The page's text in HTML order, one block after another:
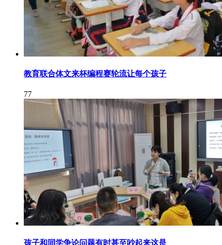
教育联合体文来杯编程赛轮流让每个孩子
77
孩子和同学争论问题有时甚至吵起来这是